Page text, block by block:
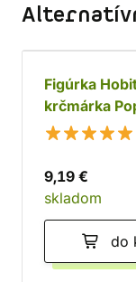
Figúrka
krčmárka
Cloverlocks
9,19 €
skladom
do